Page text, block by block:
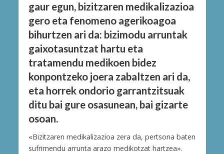
gaur egun, bizitzaren medikalizazioa
gero eta fenomeno agerikoagoa
bihurtzen ari da: bizimodu arruntak
gaixotasuntzat hartu eta
tratamendu medikoen bidez
konpontzeko joera zabaltzen ari da,
eta horrek ondorio garrantzitsuak
ditu bai gure osasunean, bai gizarte
osoan.
«Bizitzaren medikalizazioa zera da, pertsona baten
sufrimendu arrunta arazo medikotzat hartzea».